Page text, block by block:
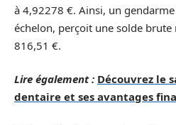
à 4,92278 €. Ainsi, un
échelon, perçoit une solde brute
816,51 €.
Lire également : Découvrez le
dentaire et ses avantages